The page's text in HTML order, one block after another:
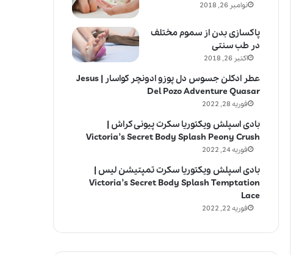
نوامبر 26, 2018
پاکسازی بدن از سموم مختلف
در طب سنتی
اکتبر 26, 2018
عطر ادکلن جسوس دل پوزو ادونچر کواسار | Jesus
Del Pozo Adventure Quasar
فوریه 28, 2022
بادی اسپلش ویکتوریا سکرت پیونی کراش |
Victoria’s Secret Body Splash Peony Crush
فوریه 24, 2022
بادی اسپلش ویکتوریا سکرت تمپتیشن لیس |
Victoria’s Secret Body Splash Temptation
Lace
فوریه 22, 2022